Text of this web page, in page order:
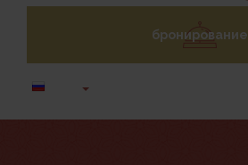
бронирование